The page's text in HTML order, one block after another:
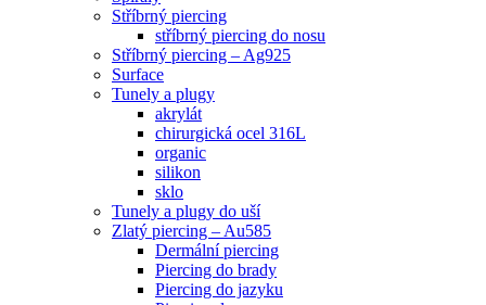
Stříbrný piercing
stříbrný piercing do nosu
Stříbrný piercing – Ag925
Surface
Tunely a plugy
akrylát
chirurgická ocel 316L
organic
silikon
sklo
Tunely a plugy do uší
Zlatý piercing – Au585
Dermální piercing
Piercing do brady
Piercing do jazyku